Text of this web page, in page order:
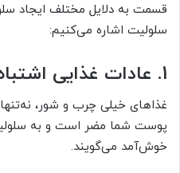
قسمت به دلایل مختلف ایجاد
سلولیت اشاره می‌کنیم:
1. عادات غذایی اشتباه
غذاهای خیلی چرب و شور، نه‌تنها
پوست شما مضر است و به
خوش‌آمد می‌گویند.